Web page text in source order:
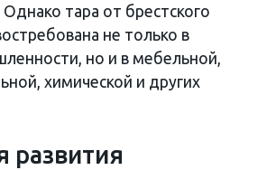
тара от брестского
не только в
но и в мебельной,
химической и других
развития